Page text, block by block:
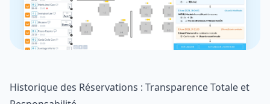
Historique des Réservations : Transparence Totale et